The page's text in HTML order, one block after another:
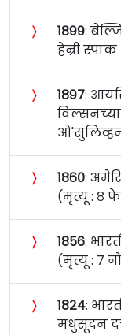
〉 १८९९:
हेन्री
〉 १८९७:
〉 १८६०:
(मृत्यू : ८
〉 १८५६:
(मृत्यू : ७
〉 १८२४:
मधुसूदन